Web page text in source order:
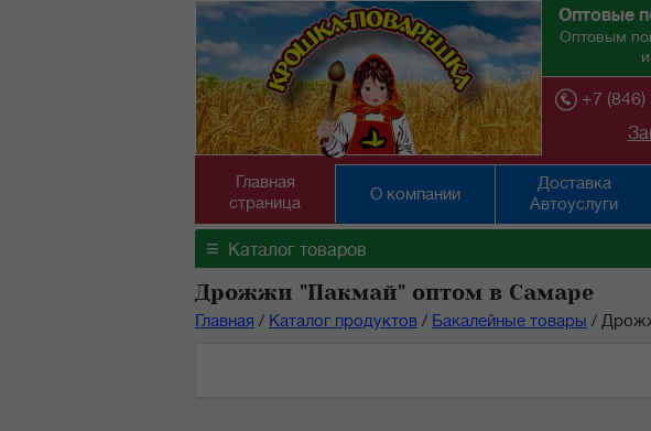
Оптовые
Оптовым
+7
Главная
страница
О компании
Доставка
Автоуслуги
≡ Каталог товаров
Дрожжи "Пакмай" оптом в Самаре
Главная / Каталог продуктов / Бакалейные товары /